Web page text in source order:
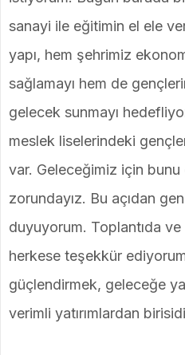
sanayi ile eğitimin el ele
yapı, hem şehrimiz
sağlamayı hem de
gelecek sunmayı
meslek liselerindeki
var. Geleceğimiz için
zorundayız. Bu açıdan
duyuyorum. Toplantıda
herkese teşekkür
güçlendirmek, geleceğe
verimli yatırımlardan